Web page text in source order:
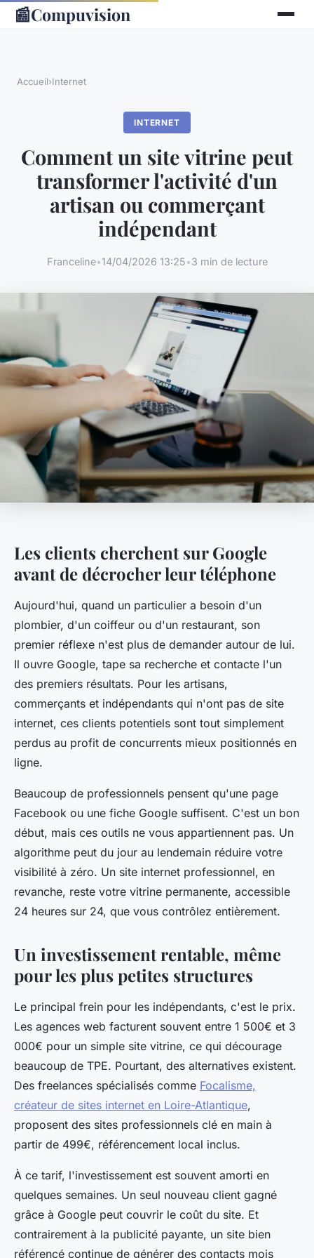
📰Compuvision
Accueil›Internet
INTERNET
Comment un site vitrine peut
transformer l'activité d'un
artisan ou commerçant
indépendant
Franceline•14/04/2026 13:25•3 min de lecture
Les clients cherchent sur Google
avant de décrocher leur téléphone
Aujourd'hui, quand un particulier a besoin d'un
plombier, d'un coiffeur ou d'un restaurant, son
premier réflexe n'est plus de demander autour de lui.
Il ouvre Google, tape sa recherche et contacte l'un
des premiers résultats. Pour les artisans,
commerçants et indépendants qui n'ont pas de site
internet, ces clients potentiels sont tout simplement
perdus au profit de concurrents mieux positionnés en
ligne.
Beaucoup de professionnels pensent qu'une page
Facebook ou une fiche Google suffisent. C'est un bon
début, mais ces outils ne vous appartiennent pas. Un
algorithme peut du jour au lendemain réduire votre
visibilité à zéro. Un site internet professionnel, en
revanche, reste votre vitrine permanente, accessible
24 heures sur 24, que vous contrôlez entièrement.
Un investissement rentable, même
pour les plus petites structures
Le principal frein pour les indépendants, c'est le prix.
Les agences web facturent souvent entre 1 500€ et 3
000€ pour un simple site vitrine, ce qui décourage
beaucoup de TPE. Pourtant, des alternatives existent.
Des freelances spécialisés comme Focalisme,
créateur de sites internet en Loire-Atlantique,
proposent des sites professionnels clé en main à
partir de 499€, référencement local inclus.
À ce tarif, l'investissement est souvent amorti en
quelques semaines. Un seul nouveau client gagné
grâce à Google peut couvrir le coût du site. Et
contrairement à la publicité payante, un site bien
référencé continue de générer des contacts mois